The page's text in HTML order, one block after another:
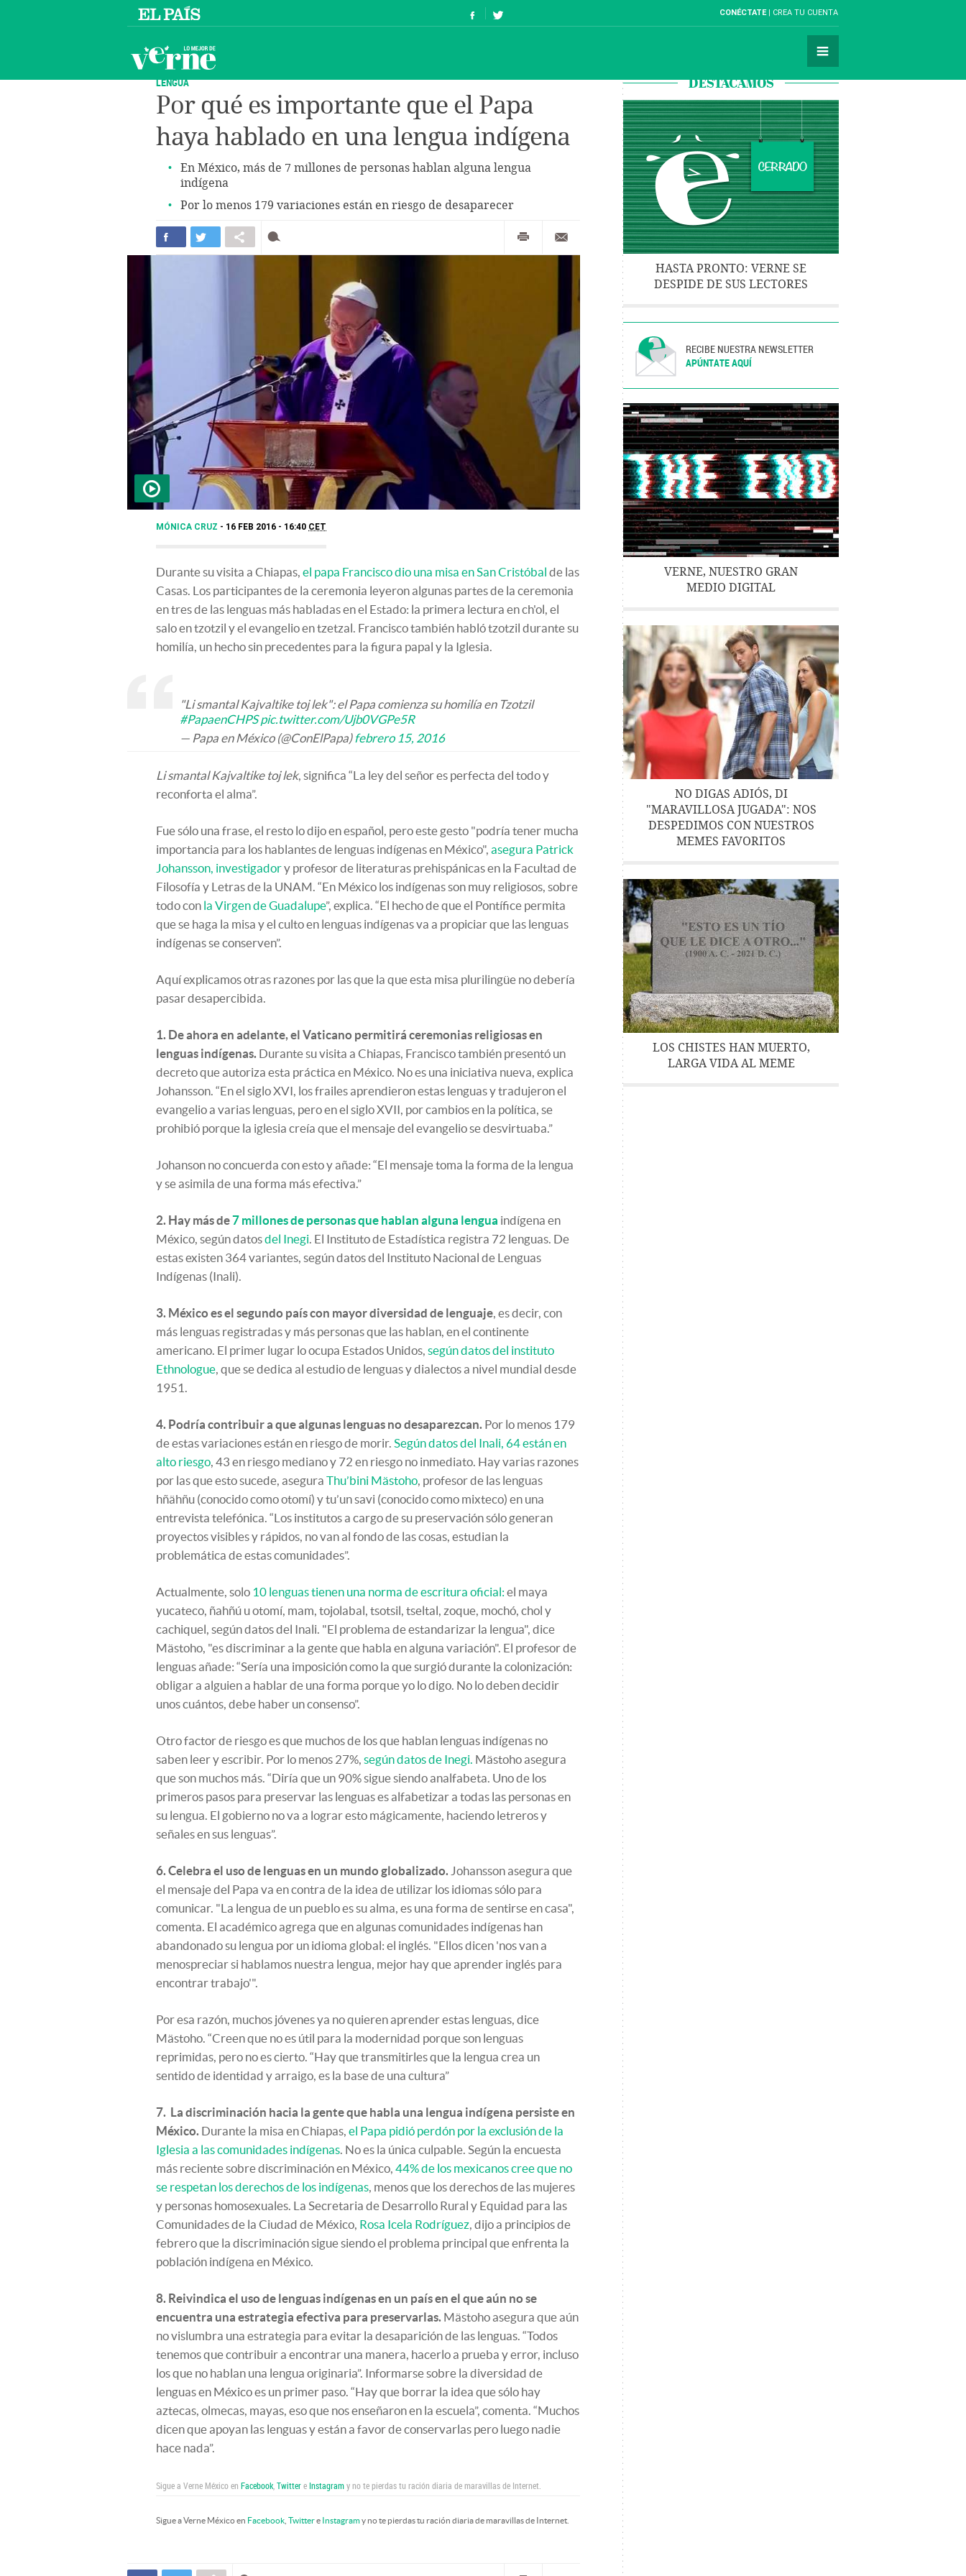
CONÉCTATE CREA TU CUENTA
LENGUA
Por qué es importante que el Papa
haya hablado en una lengua indígena
En México, más de 7 millones de personas hablan alguna lengua
indígena
Por lo menos 179 variaciones están en riesgo de desaparecer
MÓNICA CRUZ 16 FEB 2016 - 16:40 CET
Durante su visita a Chiapas, el papa Francisco dio una misa en San Cristóbal de las
Casas. Los participantes de la ceremonia leyeron algunas partes de la ceremonia
en tres de las lenguas más habladas en el Estado: la primera lectura en ch'ol, el
salo en tzotzil y el evangelio en tzetzal. Francisco también habló tzotzil durante su
homilía, un hecho sin precedentes para la figura papal y la Iglesia.
"Li smantal Kajvaltike toj lek": el Papa comienza su homilía en Tzotzil
#PapaenCHPS pic.twitter.com/Ujb0VGPe5R
— Papa en México (@ConElPapa) febrero 15, 2016
Li smantal Kajvaltike toj lek, significa “La ley del señor es perfecta del todo y
reconforta el alma”.
Fue sólo una frase, el resto lo dijo en español, pero este gesto "podría tener mucha
importancia para los hablantes de lenguas indígenas en México", asegura Patrick
Johansson, investigadory profesor de literaturas prehispánicas en la Facultad de
Filosofía y Letras de la UNAM. “En México los indígenas son muy religiosos, sobre
todo con la Virgen de Guadalupe”, explica. “El hecho de que el Pontífice permita
que se haga la misa y el culto en lenguas indígenas va a propiciar que las lenguas
indígenas se conserven”.
Aquí explicamos otras razones por las que la que esta misa plurilingüe no debería
pasar desapercibida.
1. De ahora en adelante, el Vaticano permitirá ceremonias religiosas en
lenguas indígenas. Durante su visita a Chiapas, Francisco también presentó un
decreto que autoriza esta práctica en México. No es una iniciativa nueva, explica
Johansson. “En el siglo XVI, los frailes aprendieron estas lenguas y tradujeron el
evangelio a varias lenguas, pero en el siglo XVII, por cambios en la política, se
prohibió porque la iglesia creía que el mensaje del evangelio se desvirtuaba.”
Johanson no concuerda con esto y añade: “El mensaje toma la forma de la lengua
y se asimila de una forma más efectiva.”
2. Hay más de7 millones de personas que hablan alguna lengua indígena en
México, según datosdel Inegi. El Instituto de Estadística registra 72 lenguas. De
estas existen 364 variantes, según datos del Instituto Nacional de Lenguas
Indígenas (Inali).
3. México es el segundo país con mayor diversidad de lenguaje, es decir, con
más lenguas registradas y más personas que las hablan, en el continente
americano. El primer lugar lo ocupa Estados Unidos, según datos del instituto
Ethnologue, que se dedica al estudio de lenguas y dialectos a nivel mundial desde
1951.
4. Podría contribuir a que algunas lenguas no desaparezcan. Por lo menos 179
de estas variaciones están en riesgo de morir. Según datos del Inali, 64 están en
alto riesgo, 43 en riesgo mediano y 72 en riesgo no inmediato. Hay varias razones
por las que esto sucede, asegura Thu’bini Mästoho, profesor de las lenguas
hñähñu (conocido como otomí) y tu’un savi (conocido como mixteco) en una
entrevista telefónica. “Los institutos a cargo de su preservación sólo generan
proyectos visibles y rápidos, no van al fondo de las cosas, estudian la
problemática de estas comunidades”.
Actualmente, solo 10 lenguas tienen una norma de escritura oficial: el maya
yucateco, ñahñú u otomí, mam, tojolabal, tsotsil, tseltal, zoque, mochó, chol y
cachiquel, según datos del Inali. "El problema de estandarizar la lengua", dice
Mästoho, "es discriminar a la gente que habla en alguna variación". El profesor de
lenguas añade: “Sería una imposición como la que surgió durante la colonización:
obligar a alguien a hablar de una forma porque yo lo digo. No lo deben decidir
unos cuántos, debe haber un consenso”.
Otro factor de riesgo es que muchos de los que hablan lenguas indígenas no
saben leer y escribir. Por lo menos 27%, según datos de Inegi. Mästoho asegura
que son muchos más. “Diría que un 90% sigue siendo analfabeta. Uno de los
primeros pasos para preservar las lenguas es alfabetizar a todas las personas en
su lengua. El gobierno no va a lograr esto mágicamente, haciendo letreros y
señales en sus lenguas”.
6. Celebra el uso de lenguas en un mundo globalizado. Johansson asegura que
el mensaje del Papa va en contra de la idea de utilizar los idiomas sólo para
comunicar. "La lengua de un pueblo es su alma, es una forma de sentirse en casa",
comenta. El académico agrega que en algunas comunidades indígenas han
abandonado su lengua por un idioma global: el inglés. "Ellos dicen 'nos van a
menospreciar si hablamos nuestra lengua, mejor hay que aprender inglés para
encontrar trabajo'".
Por esa razón, muchos jóvenes ya no quieren aprender estas lenguas, dice
Mästoho. “Creen que no es útil para la modernidad porque son lenguas
reprimidas, pero no es cierto. “Hay que transmitirles que la lengua crea un
sentido de identidad y arraigo, es la base de una cultura”
7. La discriminación hacia la gente que habla una lengua indígena persiste en
México. Durante la misa en Chiapas, el Papa pidió perdón por la exclusión de la
Iglesia a las comunidades indígenas. No es la única culpable. Según la encuesta
más reciente sobre discriminación en México, 44% de los mexicanos cree que no
se respetan los derechos de los indígenas, menos que los derechos de las mujeres
y personas homosexuales. La Secretaria de Desarrollo Rural y Equidad para las
Comunidades de la Ciudad de México, Rosa Icela Rodríguez, dijo a principios de
febrero que la discriminación sigue siendo el problema principal que enfrenta la
población indígena en México.
8. Reivindica el uso de lenguas indígenas en un país en el que aún no se
encuentra una estrategia efectiva para preservarlas. Mästoho asegura que aún
no vislumbra una estrategia para evitar la desaparición de las lenguas. “Todos
tenemos que contribuir a encontrar una manera, hacerlo a prueba y error, incluso
los que no hablan una lengua originaria”. Informarse sobre la diversidad de
lenguas en México es un primer paso. “Hay que borrar la idea que sólo hay
aztecas, olmecas, mayas, eso que nos enseñaron en la escuela”, comenta. “Muchos
dicen que apoyan las lenguas y están a favor de conservarlas pero luego nadie
hace nada”.
Sigue a Verne México en Facebook,TwittereInstagramy no te pierdas tu ración diaria de maravillas de Internet.
Sigue a Verne México en Facebook Twittere Instagramy no te pierdas tu ración diaria de maravillas de Internet.
DESTACAMOS
HASTA PRONTO: VERNE SE
DESPIDE DE SUS LECTORES
RECIBE NUESTRA NEWSLETTER
APÚNTATE AQUÍ
VERNE, NUESTRO GRAN
MEDIO DIGITAL
NO DIGAS ADIÓS, DI
"MARAVILLOSA JUGADA": NOS
DESPEDIMOS CON NUESTROS
MEMES FAVORITOS
LOS CHISTES HAN MUERTO,
LARGA VIDA AL MEME